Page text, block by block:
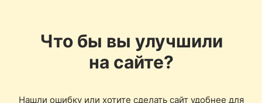
Что бы вы улучшили
на сайте?
Нашли ошибку или хотите сделать сайт удобнее для